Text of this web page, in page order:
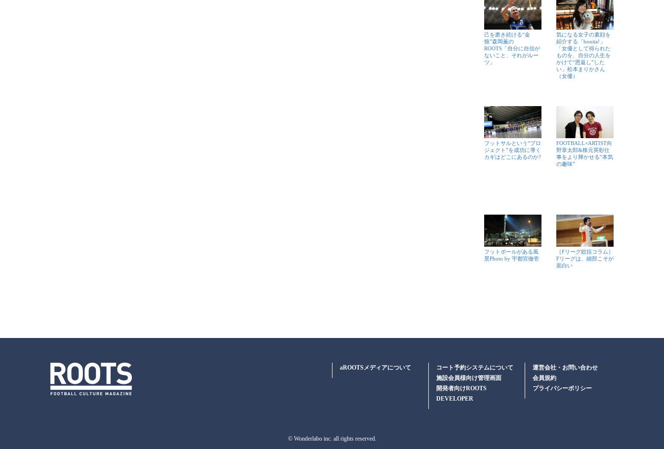
己を磨き続ける“金
狼”森岡薫の
ROOTS「自分に自信が
ないこと、それがルー
ツ」
気になる女子の素顔を
紹介する「bonita!」
「女優として得られた
ものを、自分の人生を
かけて“恩返し”した
い」松本まりかさん
（女優）
フットサルという“プロ
ジェクト”を成功に導く
カギはどこにあるのか?
FOOTBALL×ARTIST向
野章太郎&株元英彰仕
事をより輝かせる“本気
の趣味”
フットボールがある風
景Photo by 宇都宮徹壱
［Fリーグ総括コラム］
Fリーグは、細部こそが
面白い
aROOTSメディアについて
コート予約システムについて
施設会員様向け管理画面
開発者向けROOTS
DEVELOPER
運営会社・お問い合わせ
会員規約
プライバシーポリシー
© Wonderlabo inc. all rights reserved.